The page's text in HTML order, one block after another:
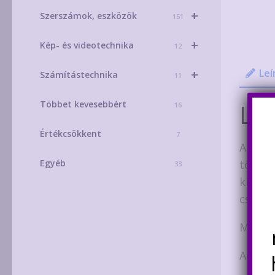
A
kívül
csak
+
Szerszámok, eszközök 151
+
Kép- és videotechnika 12
+
Számítástechnika 11
Többet kevesebbért 16
Értékcsökkent 7
Egyéb 33